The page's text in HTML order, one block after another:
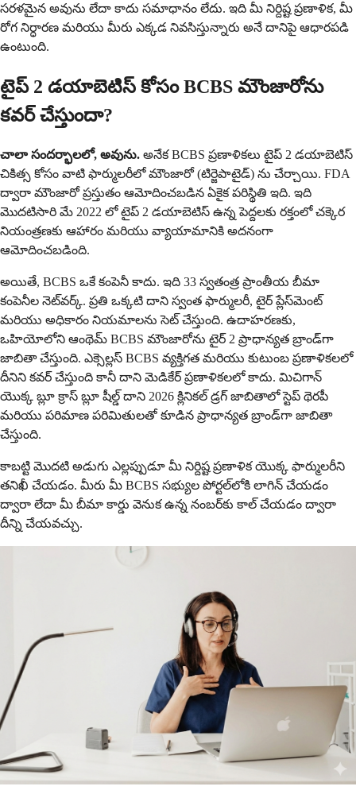
సరళమైన అవును లేదా కాదు సమాధానం లేదు. ఇది మీ నిర్దిష్ట ప్రణాళిక, మీ
రోగ నిర్ధారణ మరియు మీరు ఎక్కడ నివసిస్తున్నారు అనే దానిపై ఆధారపడి
ఉంటుంది.
టైప్ 2 డయాబెటిస్ కోసం BCBS మౌంజారోను
కవర్ చేస్తుందా?
చాలా సందర్భాలలో, అవును. అనేక BCBS ప్రణాళికలు టైప్ 2 డయాబెటిస్
చికిత్స కోసం వాటి ఫార్ములరీలో మౌంజారో (టిర్జెపాటైడ్) ను చేర్చాయి. FDA
ద్వారా మౌంజారో ప్రస్తుతం ఆమోదించబడిన ఏకైక పరిస్థితి ఇది. ఇది
మొదటిసారి మే 2022 లో టైప్ 2 డయాబెటిస్ ఉన్న పెద్దలకు రక్తంలో చక్కెర
నియంత్రణకు ఆహారం మరియు వ్యాయామానికి అదనంగా
ఆమోదించబడింది.
అయితే, BCBS ఒకే కంపెనీ కాదు. ఇది 33 స్వతంత్ర ప్రాంతీయ బీమా
కంపెనీల నెట్‌వర్క్. ప్రతి ఒక్కటి దాని స్వంత ఫార్ములరీ, టైర్ ప్లేస్‌మెంట్
మరియు అధికారం నియమాలను సెట్ చేస్తుంది. ఉదాహరణకు,
ఒహియోలోని ఆంథెమ్ BCBS మౌంజారోను టైర్ 2 ప్రాధాన్యత బ్రాండ్‌గా
జాబితా చేస్తుంది. ఎక్సెల్లస్ BCBS వ్యక్తిగత మరియు కుటుంబ ప్రణాళికలలో
దీనిని కవర్ చేస్తుంది కానీ దాని మెడికేర్ ప్రణాళికలలో కాదు. మిచిగాన్
యొక్క బ్లూ క్రాస్ బ్లూ షీల్డ్ దాని 2026 క్లినికల్ డ్రగ్ జాబితాలో స్టెప్ థెరపీ
మరియు పరిమాణ పరిమితులతో కూడిన ప్రాధాన్యత బ్రాండ్‌గా జాబితా
చేస్తుంది.
కాబట్టి మొదటి అడుగు ఎల్లప్పుడూ మీ నిర్దిష్ట ప్రణాళిక యొక్క ఫార్ములరీని
తనిఖీ చేయడం. మీరు మీ BCBS సభ్యుల పోర్టల్‌లోకి లాగిన్ చేయడం
ద్వారా లేదా మీ బీమా కార్డు వెనుక ఉన్న నంబర్‌కు కాల్ చేయడం ద్వారా
దీన్ని చేయవచ్చు.